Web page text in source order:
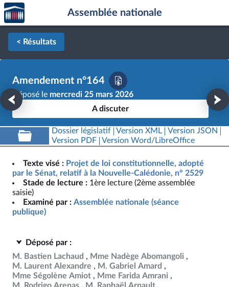
Aller au contenu
Aller en bas de la page
Accèder
à la
page
d'accueil
Assemblée nationale
< Résultats
Amendement n°164
Déposé le mercredi 25 mars 2026
A discuter
Dossier législatif Version XML
Version JSON
Version PDF
Version Word/LibreOffice
Texte visé : Projet de loi constitutionnelle, adopté
par le Sénat, relatif à la Nouvelle-Calédonie, n° 2529
Stade de lecture : 1ère lecture (2ème assemblée
saisie)
Examiné par : Assemblée nationale (séance
publique)
Déposé par :
M. Bastien Lachaud
Mme Nadège Abomangoli
M. Laurent Alexandre
M. Gabriel Amard
Mme Ségolène Amiot
Mme Farida Amrani